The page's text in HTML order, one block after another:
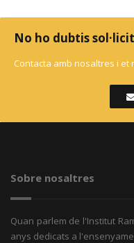
No ho dubtis
Contacta amb nosaltres i
Sobre nosaltres
Quan parlem de l'Institut
anys dedicats a